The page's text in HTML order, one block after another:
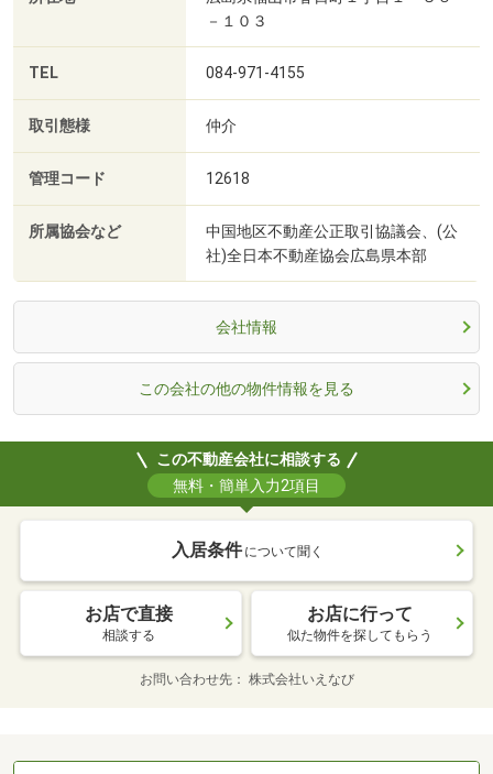
－１０３
TEL 084-971-4155
取引態様 仲介
管理コード 12618
所属協会など
中国地区不動産公正取引協議会、(公
社)全日本不動産協会広島県本部
会社情報
この会社の他の物件情報を見る
この不動産会社に相談する
無料・簡単入力2項目
入居条件 について聞く
お店で直接
相談する
お店に行って
似た物件を探してもらう
お問い合わせ先 株式会社いえなび